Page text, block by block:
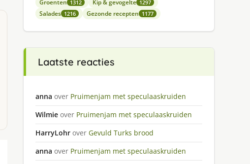
Groenten 1312 Kip & gevogelte 1297
Salades 1216 Gezonde recepten 1177
Laatste reacties
anna over Pruimenjam met speculaaskruiden
Wilmie over Pruimenjam met speculaaskruiden
HarryLohr over Gevuld Turks brood
anna over Pruimenjam met speculaaskruiden